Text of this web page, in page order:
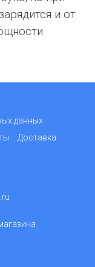
и от
данных
Доставка